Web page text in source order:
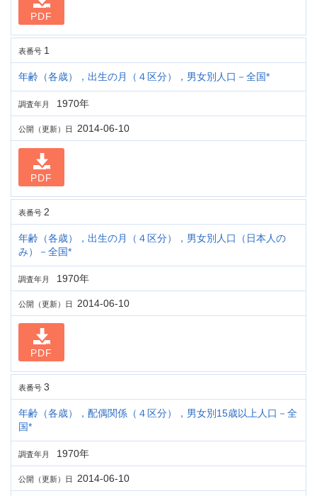
PDF
表番号 1
年齢（各歳），出生の月（４区分），男女別人口－全国*
調査年月 1970年
公開（更新）日 2014-06-10
PDF
表番号 2
年齢（各歳），出生の月（４区分），男女別人口（日本人の
み）－全国*
調査年月 1970年
公開（更新）日 2014-06-10
PDF
表番号 3
年齢（各歳），配偶関係（４区分），男女別15歳以上人口－全
国*
調査年月 1970年
公開（更新）日 2014-06-10